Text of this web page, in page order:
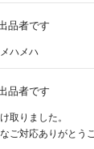
品者です
ハメハ
品者です
取りました。
ご対応ありがとう